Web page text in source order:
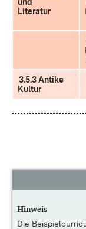
Literatur
3.5.3 Antike
Kultur
Hinweis
Die